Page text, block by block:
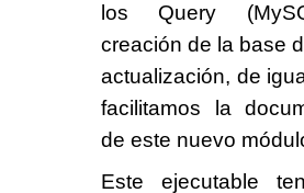
los Query
creación de la base
actualización, de
facilitamos la
de este nuevo
Este ejecutable